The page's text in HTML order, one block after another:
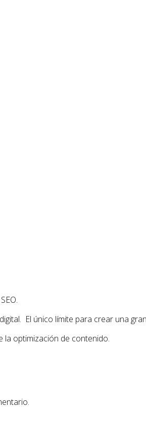
El único límite para crear una
la optimización de contenido.